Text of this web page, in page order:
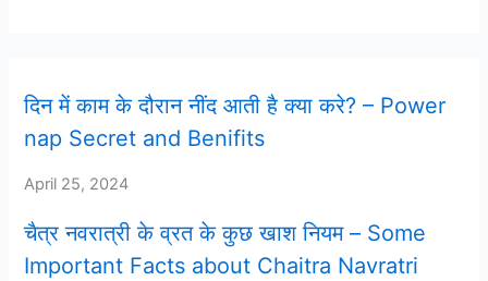
दिन में काम के दौरान नींद आती है क्या करे? – Power
nap Secret and Benifits
April 25, 2024
चैत्र नवरात्री के व्रत के कुछ खाश नियम – Some
Important Facts about Chaitra Navratri